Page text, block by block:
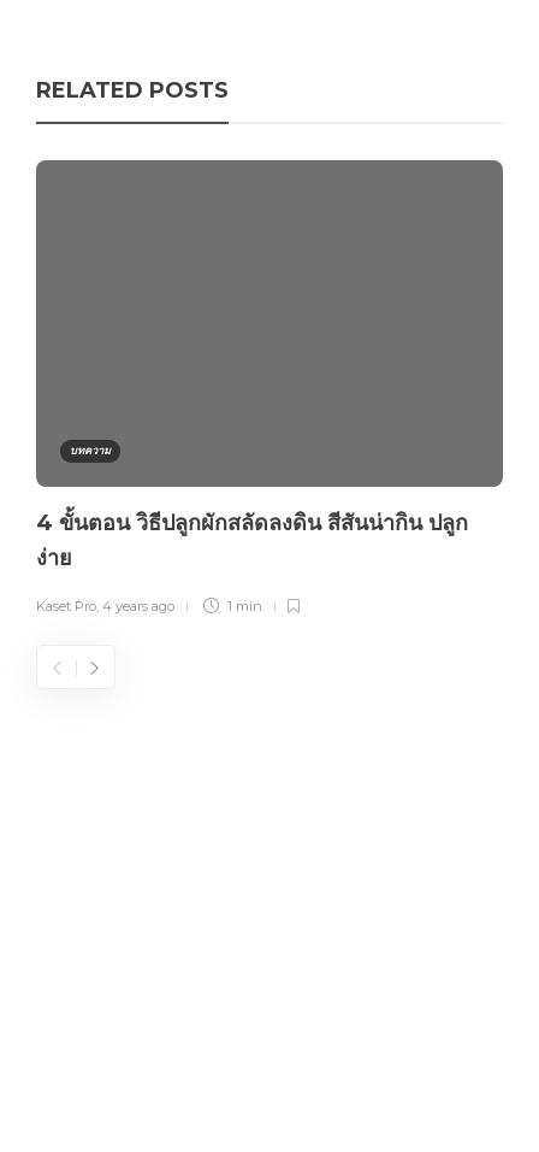
RELATED POSTS
บทความ
4 ขั้นตอน วิธีปลูกผักสลัดลงดิน สีสันน่ากิน ปลูก
ง่าย
Kaset Pro, 4 years ago 1 min